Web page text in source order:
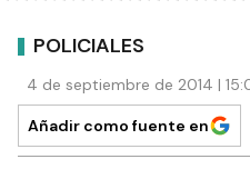
POLICIALES
4 de septiembre de 2014 |
Añadir como fuente en